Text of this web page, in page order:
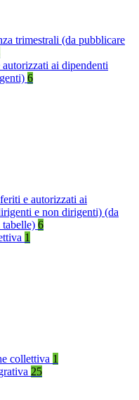
trimestrali (da pubblicare
ai dipendenti
6
e autorizzati ai
e non dirigenti) (da
6
1
collettiva 1
25